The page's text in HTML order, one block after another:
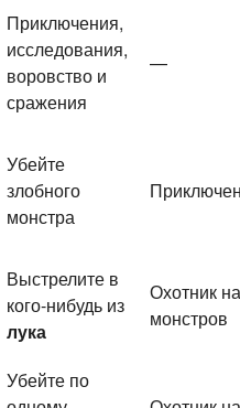
Приключения,
исследования,
воровство и
сражения
—
Убейте
злобного
монстра
Выстрелите в
кого-нибудь из
лука
Охотник на
монстров
Убейте по